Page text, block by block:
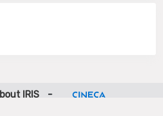
IRIS
-